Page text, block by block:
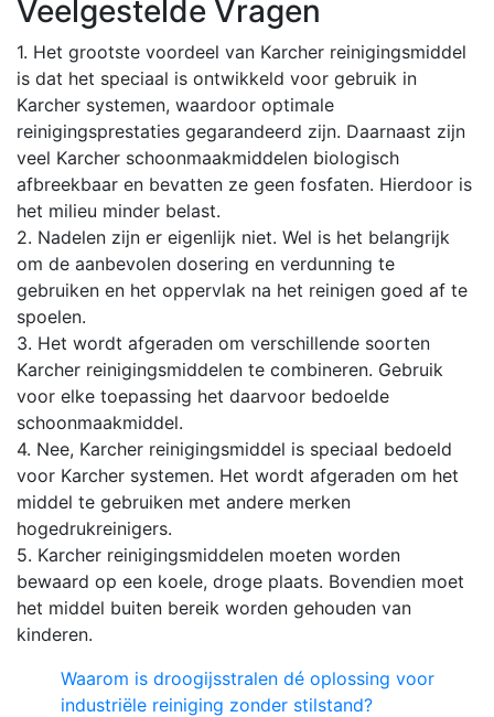
Veelgestelde Vragen
1. Het grootste voordeel van Karcher reinigingsmiddel
is dat het speciaal is ontwikkeld voor gebruik in
Karcher systemen, waardoor optimale
reinigingsprestaties gegarandeerd zijn. Daarnaast zijn
veel Karcher schoonmaakmiddelen biologisch
afbreekbaar en bevatten ze geen fosfaten. Hierdoor is
het milieu minder belast.
2. Nadelen zijn er eigenlijk niet. Wel is het belangrijk
om de aanbevolen dosering en verdunning te
gebruiken en het oppervlak na het reinigen goed af te
spoelen.
3. Het wordt afgeraden om verschillende soorten
Karcher reinigingsmiddelen te combineren. Gebruik
voor elke toepassing het daarvoor bedoelde
schoonmaakmiddel.
4. Nee, Karcher reinigingsmiddel is speciaal bedoeld
voor Karcher systemen. Het wordt afgeraden om het
middel te gebruiken met andere merken
hogedrukreinigers.
5. Karcher reinigingsmiddelen moeten worden
bewaard op een koele, droge plaats. Bovendien moet
het middel buiten bereik worden gehouden van
kinderen.
Waarom is droogijsstralen dé oplossing voor
industriële reiniging zonder stilstand?